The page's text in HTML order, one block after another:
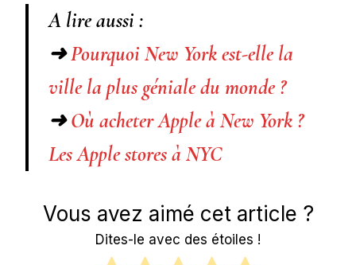
A lire aussi :
➜Pourquoi New York est-elle la
ville la plus géniale du monde ?
➜Où acheter Apple à New York ?
Les Apple stores à NYC
Vous avez aimé cet article ?
Dites-le avec des étoiles !